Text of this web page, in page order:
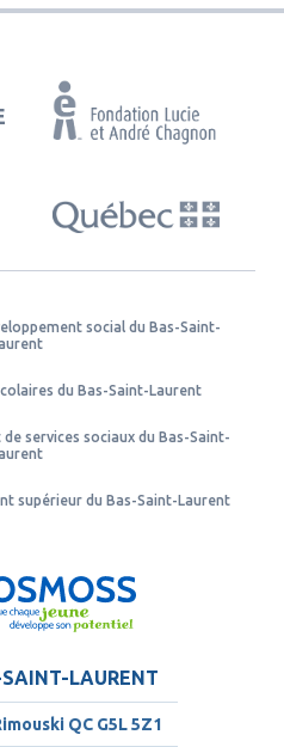
social du Bas-Saint-
du Bas-Saint-Laurent
services sociaux du Bas-Saint-
supérieur du Bas-Saint-Laurent
LAURENT
QC G5L 5Z1